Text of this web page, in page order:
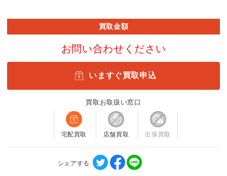
買取金額
お問い合わせください
いますぐ買取申込
買取お取扱い窓口
宅配買取 店舗買取 出張買取
シェアする